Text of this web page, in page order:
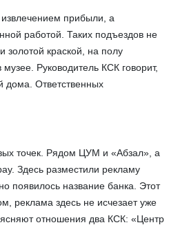
прибыли, а
работой. Таких подъездов не
золотой краской, на полу
Руководитель КСК говорит,
дома. Ответственных
точек. Рядом ЦУМ и «Абзал», а
Здесь разместили рекламу
появилось название банка. Этот
реклама здесь не исчезает уже
отношения два КСК: «Центр